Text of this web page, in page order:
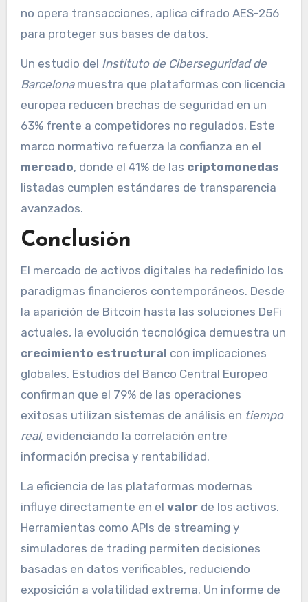
no opera transacciones, aplica cifrado AES-256
para proteger sus bases de datos.
Un estudio del Instituto de Ciberseguridad de
Barcelonamuestra que plataformas con licencia
europea reducen brechas de seguridad en un
63% frente a competidores no regulados. Este
marco normativo refuerza la confianza en el
mercado, donde el 41% de las criptomonedas
listadas cumplen estándares de transparencia
avanzados.
Conclusión
El mercado de activos digitales ha redefinido los
paradigmas financieros contemporáneos. Desde
la aparición de Bitcoin hasta las soluciones DeFi
actuales, la evolución tecnológica demuestra un
crecimiento estructural con implicaciones
globales. Estudios del Banco Central Europeo
confirman que el 79% de las operaciones
exitosas utilizan sistemas de análisis en tiempo
real, evidenciando la correlación entre
información precisa y rentabilidad.
La eficiencia de las plataformas modernas
influye directamente en el valorde los activos.
Herramientas como APIs de streaming y
simuladores de trading permiten decisiones
basadas en datos verificables, reduciendo
exposición a volatilidad extrema. Un informe de